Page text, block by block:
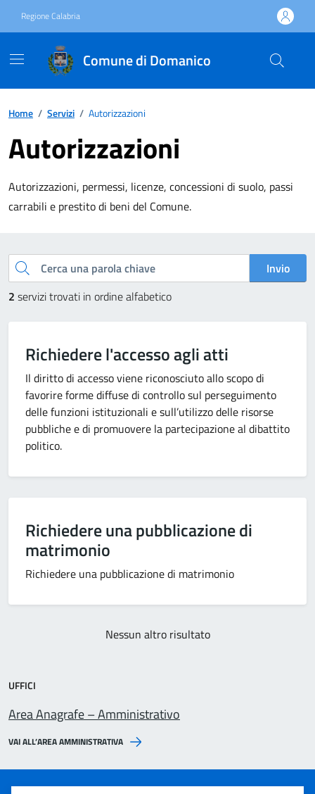
Regione Calabria
Comune di Domanico
Home / Servizi / Autorizzazioni
Autorizzazioni
Autorizzazioni, permessi, licenze, concessioni di suolo, passi
carrabili e prestito di beni del Comune.
Esplora tutti i servizi
Cerca una parola chiave
Invio
2 servizi trovati in ordine alfabetico
Richiedere l'accesso agli atti
Il diritto di accesso viene riconosciuto allo scopo di
favorire forme diffuse di controllo sul perseguimento
delle funzioni istituzionali e sull’utilizzo delle risorse
pubbliche e di promuovere la partecipazione al dibattito
politico.
Richiedere una pubblicazione di
matrimonio
Richiedere una pubblicazione di matrimonio
Nessun altro risultato
UFFICI
Area Anagrafe – Amministrativo
VAI ALL’AREA AMMINISTRATIVA